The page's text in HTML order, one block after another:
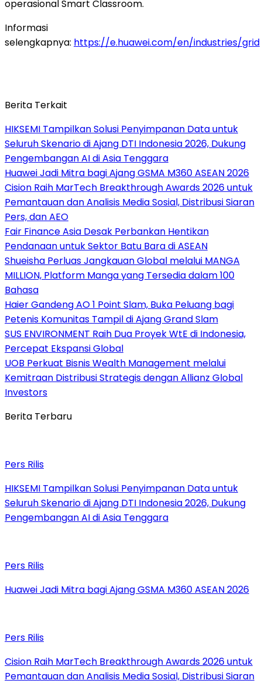
operasional Smart Classroom.
Informasi
selengkapnya: https://e.huawei.com/en/industries/grid
Berita Terkait
HIKSEMI Tampilkan Solusi Penyimpanan Data untuk
Seluruh Skenario di Ajang DTI Indonesia 2026, Dukung
Pengembangan AI di Asia Tenggara
Huawei Jadi Mitra bagi Ajang GSMA M360 ASEAN 2026
Cision Raih MarTech Breakthrough Awards 2026 untuk
Pemantauan dan Analisis Media Sosial, Distribusi Siaran
Pers, dan AEO
Fair Finance Asia Desak Perbankan Hentikan
Pendanaan untuk Sektor Batu Bara di ASEAN
Shueisha Perluas Jangkauan Global melalui MANGA
MILLION, Platform Manga yang Tersedia dalam 100
Bahasa
Haier Gandeng AO 1 Point Slam, Buka Peluang bagi
Petenis Komunitas Tampil di Ajang Grand Slam
SUS ENVIRONMENT Raih Dua Proyek WtE di Indonesia,
Percepat Ekspansi Global
UOB Perkuat Bisnis Wealth Management melalui
Kemitraan Distribusi Strategis dengan Allianz Global
Investors
Berita Terbaru
Pers Rilis
HIKSEMI Tampilkan Solusi Penyimpanan Data untuk
Seluruh Skenario di Ajang DTI Indonesia 2026, Dukung
Pengembangan AI di Asia Tenggara
Pers Rilis
Huawei Jadi Mitra bagi Ajang GSMA M360 ASEAN 2026
Pers Rilis
Cision Raih MarTech Breakthrough Awards 2026 untuk
Pemantauan dan Analisis Media Sosial, Distribusi Siaran